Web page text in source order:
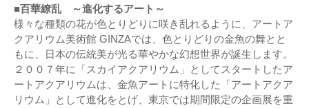
■百華繚乱 ～進化するアート～
様々な種類の花が色とりどりに咲き乱れるように、アートア
クアリウム美術館 GINZAでは、色とりどりの金魚の舞とと
もに、日本の伝統美が光る華やかな幻想世界が誕生します。
２００７年に「スカイアクアリウム」としてスタートしたア
ートアクアリウムは、金魚アートに特化した「アートアクア
リウム」として進化をとげ、東京では期間限定の企画展を重